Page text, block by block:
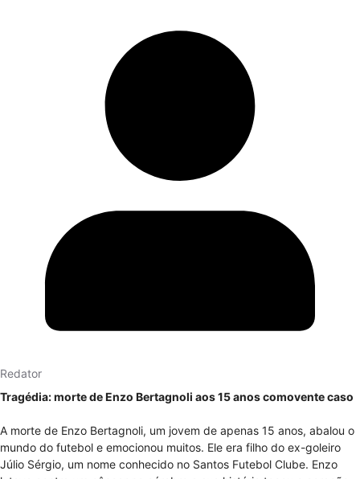
Redator
Tragédia: morte de Enzo Bertagnoli aos 15 anos comovente caso
A morte de Enzo Bertagnoli, um jovem de apenas 15 anos, abalou o
mundo do futebol e emocionou muitos. Ele era filho do ex-goleiro
Júlio Sérgio, um nome conhecido no Santos Futebol Clube. Enzo